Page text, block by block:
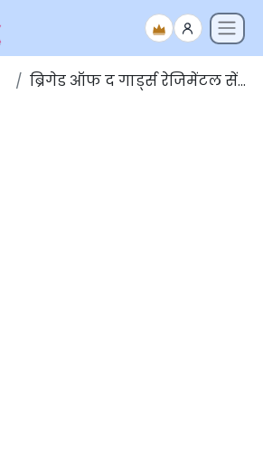
ब्रिगेड ऑफ द गार्ड्स रेजिमेंटल सेंटर भरती 2023